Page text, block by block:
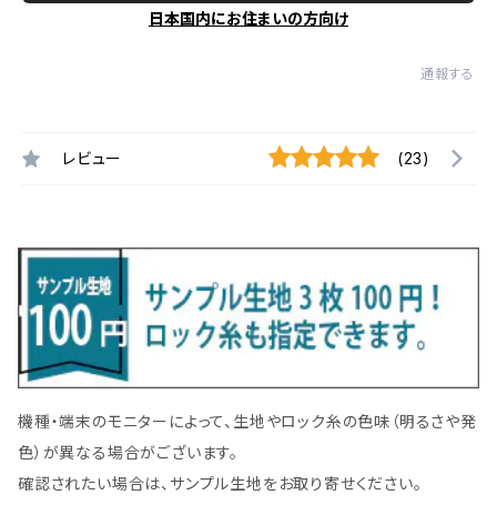
日本国内にお住まいの方向け
通報する
レビュー (23)
機種・端末のモニターによって、生地やロック糸の色味（明るさや発
色）が異なる場合がございます。
確認されたい場合は、サンプル生地をお取り寄せください。